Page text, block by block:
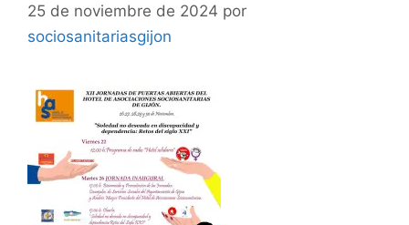
25 de noviembre de 2024 por
sociosanitariasgijon